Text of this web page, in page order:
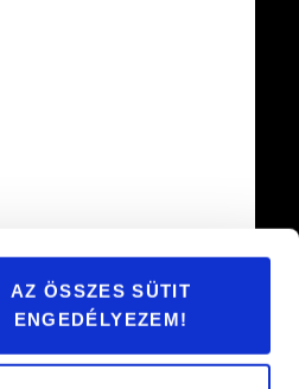
AZ ÖSSZES SÜTIT
ENGEDÉLYEZEM!